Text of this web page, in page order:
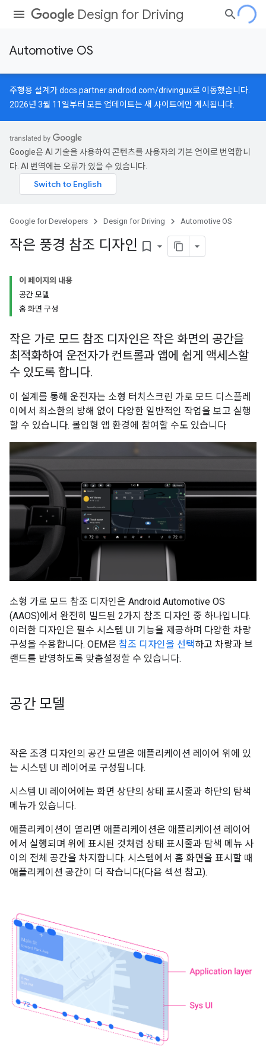
Design for Driving
Automotive OS
주행용 설계가docs.partner.android.com/drivingux로 이동했습니다.
2026년 3월 11일부터 모든 업데이트는 새 사이트에만 게시됩니다.
Google은 AI 기술을 사용하여 콘텐츠를 사용자의 기본 언어로 번역합니
다. AI 번역에는 오류가 있을 수 있습니다.
Google for Developers Design for Driving Automotive OS
작은 풍경 참조 디자인 bookmark_border
이 페이지의 내용
공간 모델
홈 화면 구성
작은 가로 모드 참조 디자인은 작은 화면의 공간을
최적화하여 운전자가 컨트롤과 앱에 쉽게 액세스할
수 있도록 합니다.
이 설계를 통해 운전자는 소형 터치스크린 가로 모드 디스플레
이에서 최소한의 방해 없이 다양한 일반적인 작업을 보고 실행
할 수 있습니다. 몰입형 앱 환경에 참여할 수도 있습니다
소형 가로 모드 참조 디자인은 Android Automotive OS
(AAOS)에서 완전히 빌드된 2가지 참조 디자인 중 하나입니다.
이러한 디자인은 필수 시스템 UI 기능을 제공하며 다양한 차량
구성을 수용합니다. OEM은 참조 디자인을 선택하고 차량과 브
랜드를 반영하도록 맞춤설정할 수 있습니다.
공간 모델
작은 조경 디자인의 공간 모델은 애플리케이션 레이어 위에 있
는 시스템 UI 레이어로 구성됩니다.
시스템 UI 레이어에는 화면 상단의 상태 표시줄과 하단의 탐색
메뉴가 있습니다.
애플리케이션이 열리면 애플리케이션은 애플리케이션 레이어
에서 실행되며 위에 표시된 것처럼 상태 표시줄과 탐색 메뉴 사
이의 전체 공간을 차지합니다. 시스템에서 홈 화면을 표시할 때
애플리케이션 공간이 더 작습니다(다음 섹션 참고).